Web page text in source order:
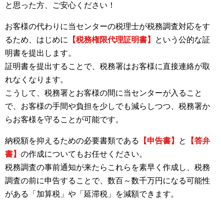
と思った方、ご安心ください！
お客様の代わりに当センターの税理士が税務調査対応をす
るため、はじめに
【税務権限代理証明書】
という公的な証
明書を提出します。
証明書を提出することで、税務署はお客様に直接連絡が取
れなくなります。
こうして、税務署とお客様の間に当センターが入ること
で、お客様の手間や負担を少しでも減らしつつ、税務署か
らお客様を守ることが可能です。
納税額を抑えるための必要書類である 【申告書】 と
【答弁
書】 の作成についてもお任せください。
税務調査の事前通知が来たらこれらを素早く作成し、税務
調査の前に申告することで、数百～数千万円になる可能性
がある「加算税」や「延滞税」を減額できます。